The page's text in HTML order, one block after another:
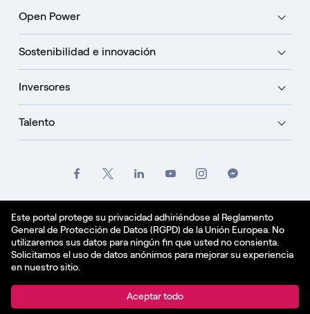
Este portal protege su privacidad adhiriéndose al Reglamento
General de Protección de Datos (RGPD) de la Unión Europea. No
utilizaremos sus datos para ningún fin que usted no consienta.
Solicitamos el uso de datos anónimos para mejorar su experiencia
en nuestro sitio.
Aceptar todo
Open Power
Sostenibilidad e innovación
Inversores
Talento
Política de cookies
Español - ES
© Enel Spa All Rights Reserved Enel Spa VAT code